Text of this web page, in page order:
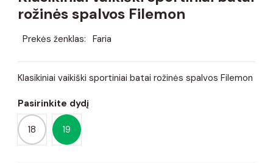
rožinės spalvos Filemon
Prekės ženklas: Faria
Klasikiniai vaikiški sportiniai batai rožinės spalvos Filemon
Pasirinkite dydį
18 19